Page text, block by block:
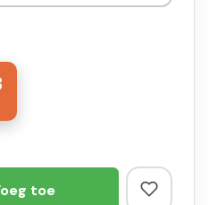
toe